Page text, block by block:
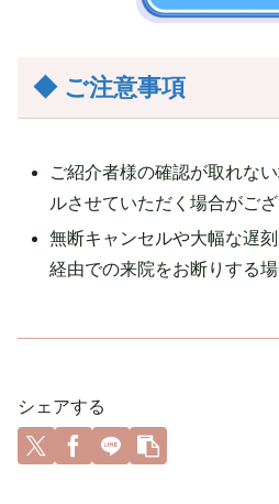
◆ ご注意事項
ご紹介者様の確認が取れな
ルさせていただく場合がござ
無断キャンセルや大幅な遅
経由での来院をお断りする場
シェアする